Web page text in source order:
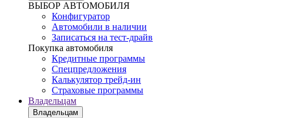
ВЫБОР АВТОМОБИЛЯ
Конфигуратор
Автомобили в наличии
Записаться на тест-драйв
Покупка автомобиля
Кредитные программы
Спецпредложения
Калькулятор трейд-ин
Страховые программы
Владельцам
Владельцам